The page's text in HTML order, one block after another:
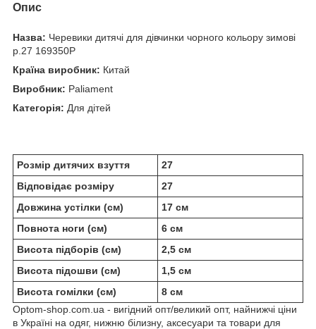
Опис
Назва: Черевики дитячі для дівчинки чорного кольору зимові
р.27 169350P
Країна виробник: Китай
Виробник: Paliament
Категорія: Для дітей
Розмір дитячих взуття
27
Відповідає розміру
27
Довжина устілки (см)
17 см
Повнота ноги (см)
6 см
Висота підборів (см)
2,5 см
Висота підошви (см)
1,5 см
Висота гомілки (см)
8 см
Optom-shop.com.ua - вигідний опт/великий опт, найнижчі ціни
в Україні на одяг, нижню білизну, аксесуари та товари для